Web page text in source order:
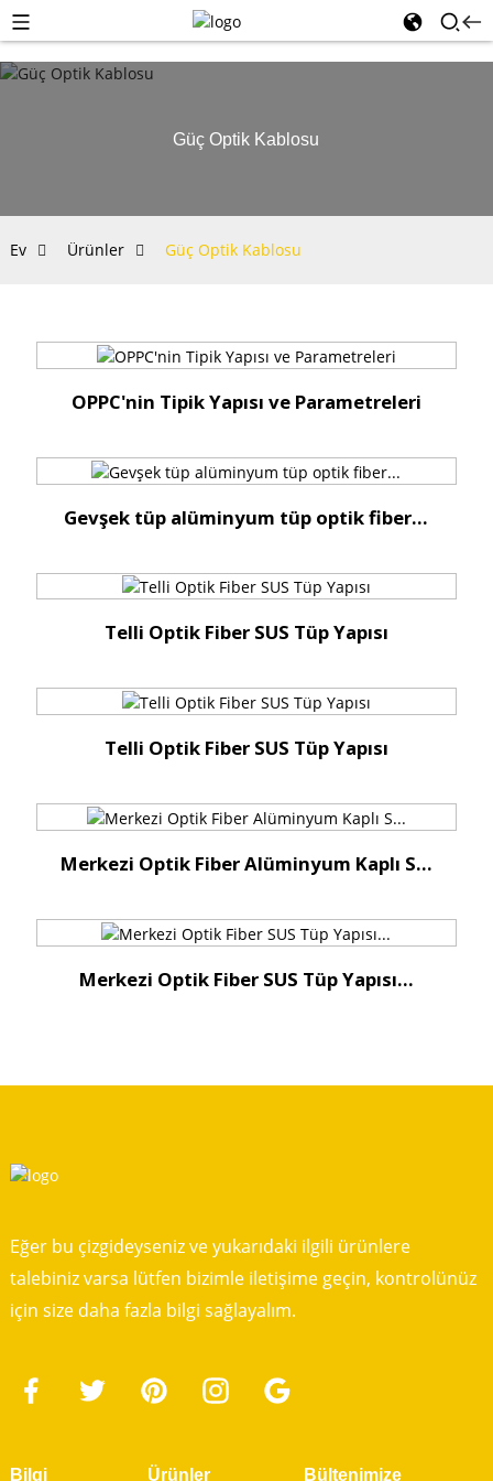
Güç Optik Kablosu
Ev Ürünler Güç Optik Kablosu
OPPC'nin Tipik Yapısı ve Parametreleri
Gevşek tüp alüminyum tüp optik fiber...
Telli Optik Fiber SUS Tüp Yapısı
Telli Optik Fiber SUS Tüp Yapısı
Merkezi Optik Fiber Alüminyum Kaplı S...
Merkezi Optik Fiber SUS Tüp Yapısı...
Eğer bu çizgideyseniz ve yukarıdaki ilgili ürünlere
talebiniz varsa lütfen bizimle iletişime geçin, kontrolünüz
için size daha fazla bilgi sağlayalım.
Bilgi Ürünler Bültenimize